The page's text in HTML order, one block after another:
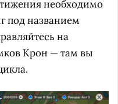
необходимо
под названием
на
Крон — там вы